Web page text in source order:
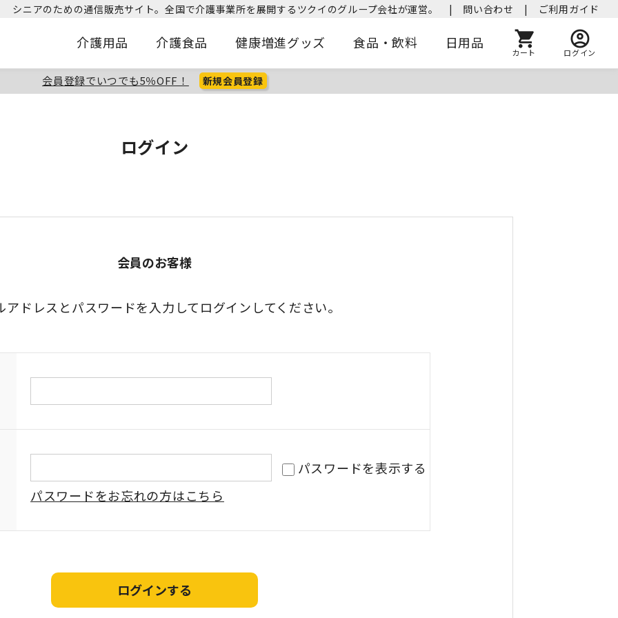
シニアのための通信販売サイト。全国で介護事業所を展開するツクイのグループ会社が運営。 | 問い合わせ | ご利用ガイド
介護用品 介護食品 健康増進グッズ 食品・飲料 日用品
カート ログイン
会員登録でいつでも5％OFF！ 新規会員登録
ログイン
会員のお客様
アドレスとパスワードを入力してログインしてください。
パスワードを表示する
パスワードをお忘れの方はこちら